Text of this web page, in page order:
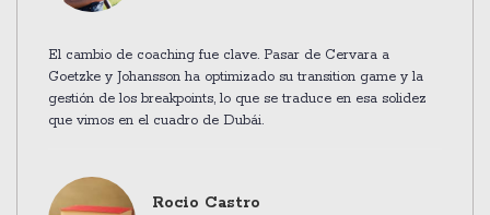
El cambio de coaching fue clave. Pasar de Cervara a
Goetzke y Johansson ha optimizado su transition game y la
gestión de los breakpoints, lo que se traduce en esa solidez
que vimos en el cuadro de Dubái.
Rocio Castro